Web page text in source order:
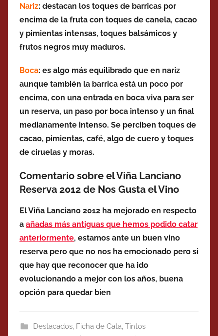
Nariz: destacan los toques de barricas por
encima de la fruta con toques de canela, cacao
y pimientas intensas, toques balsámicos y
frutos negros muy maduros.
Boca: es algo más equilibrado que en nariz
aunque también la barrica está un poco por
encima, con una entrada en boca viva para ser
un reserva, un paso por boca intenso y un final
medianamente intenso. Se perciben toques de
cacao, pimientas, café, algo de cuero y toques
de ciruelas y moras.
Comentario sobre el Viña Lanciano
Reserva 2012 de Nos Gusta el Vino
El Viña Lanciano 2012 ha mejorado en respecto
a añadas más antiguas que hemos podido catar
anteriormente, estamos ante un buen vino
reserva pero que no nos ha emocionado pero si
que hay que reconocer que ha ido
evolucionando a mejor con los años, buena
opción para quedar bien
Destacados, Ficha de Cata, Tintos